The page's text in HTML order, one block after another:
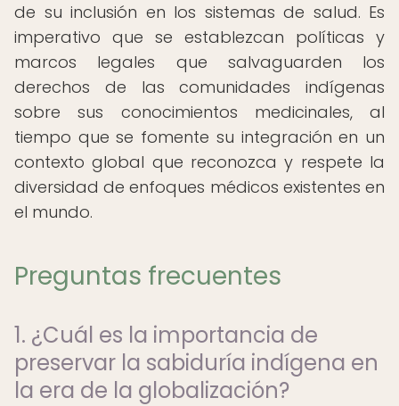
de su inclusión en los sistemas de salud. Es
imperativo que se establezcan políticas y
marcos legales que salvaguarden los
derechos de las comunidades indígenas
sobre sus conocimientos medicinales, al
tiempo que se fomente su integración en un
contexto global que reconozca y respete la
diversidad de enfoques médicos existentes en
el mundo.
Preguntas frecuentes
1. ¿Cuál es la importancia de
preservar la sabiduría indígena en
la era de la globalización?